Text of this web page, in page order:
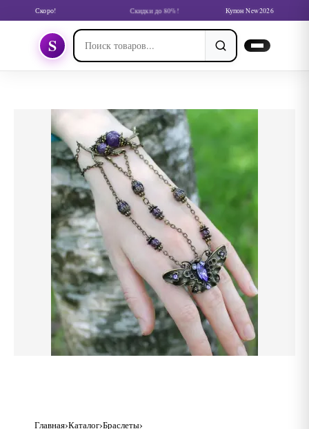
Скоро! Скидки до 80%! Купон New2026
S
Главная Каталог Браслеты